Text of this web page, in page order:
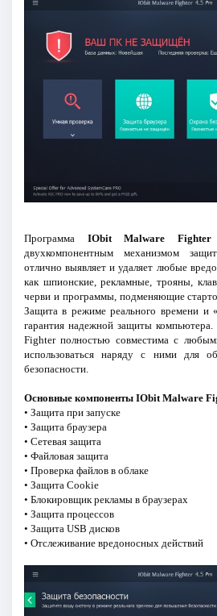
Программа IObit Malware Fighter
двухкомпонентным механизмом
отлично выявляет и удаляет любые
как шпионские, рекламные, трояны,
черви и программы, подменяющие
Защита в режиме реального времени и
гарантия надежной защиты
Fighter полностью совместима с
использоваться наряду с ними для
безопасности.
Основные компоненты IObit Malware
• Защита при запуске
• Защита браузера
• Сетевая защита
• Файловая защита
• Проверка файлов в облаке
• Защита Cookie
• Блокировщик рекламы в браузерах
• Защита процессов
• Защита USB дисков
• Отслеживание вредоносных действий